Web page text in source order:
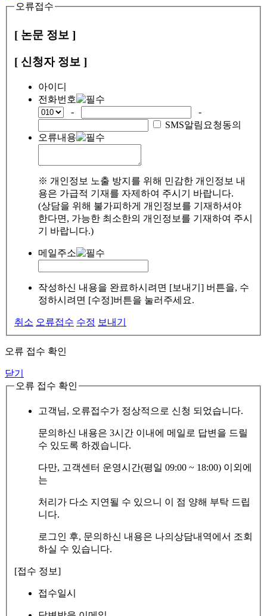
오류접수
[ 논문 정보 ]
[ 신청자 정보 ]
아이디
전화번호
-
-
SMS알림요청동의
오류내용
※ 개인정보 노출 방지를 위해 민감한 개인정보 내
용은 가급적 기재를 자제하여 주시기 바랍니다.
(상담을 위해 불가피하게 개인정보를 기재하셔야
한다면, 가능한 최소한의 개인정보를 기재하여 주시
기 바랍니다.)
메일주소
작성하신 내용을 완료하시려면 [보내기] 버튼을, 수
정하시려면 [수정]버튼을 눌러주세요.
취소 오류접수 수정 보내기
오류 접수 확인
닫기
오류 접수 확인
고객님, 오류접수가 정상적으로 신청 되었습니다.
문의하신 내용은 3시간 이내에 메일로 답변을 드릴
수 있도록 하겠습니다.
다만, 고객센터 운영시간(평일 09:00 ~ 18:00) 이외에
는
처리가 다소 지연될 수 있으니 이 점 양해 부탁 드립
니다.
로그인 후, 문의하신 내용은 나의상담내역에서 조회
하실 수 있습니다.
[접수 정보]
접수일시